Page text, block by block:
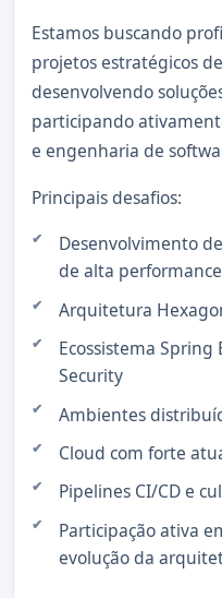
Estamos buscando
projetos estratégicos
desenvolvendo
participando
e engenharia de
Principais desafios:
Desenvolvimento
de alta performance
Arquitetura
Ecossistema
Security
Ambientes
Cloud com forte
Pipelines CI/CD e
Participação ativa
evolução da